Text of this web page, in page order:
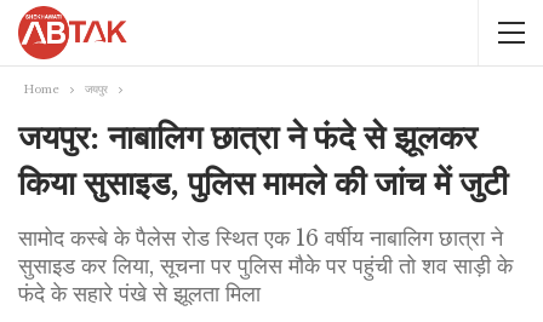
Home जयपुर
जयपुर: नाबालिग छात्रा ने फंदे से झूलकर
किया सुसाइड, पुलिस मामले की जांच में जुटी
सामोद कस्बे के पैलेस रोड स्थित एक 16 वर्षीय नाबालिग छात्रा ने
सुसाइड कर लिया, सूचना पर पुलिस मौके पर पहुंची तो शव साड़ी के
फंदे के सहारे पंखे से झूलता मिला